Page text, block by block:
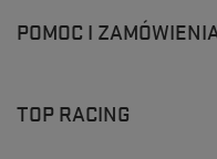
POMOC I
TOP RACING